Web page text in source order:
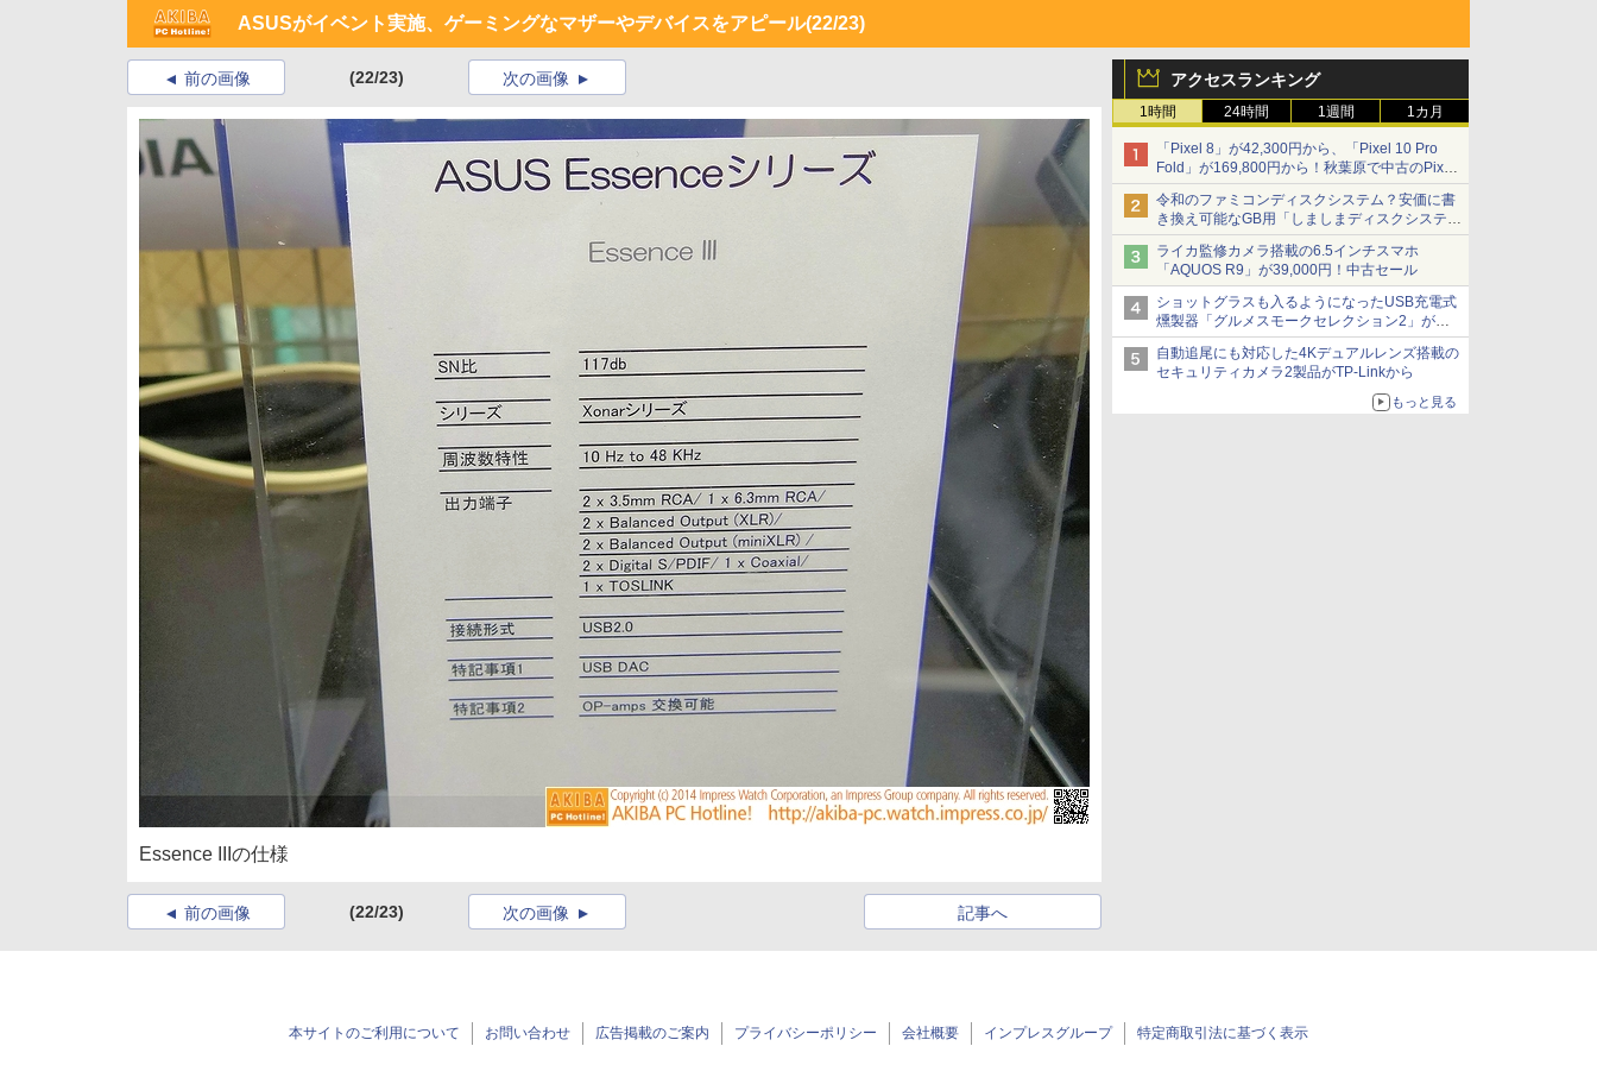
ASUSがイベント実施、ゲーミングなマザーやデバイスをアピール(22/23)
アクセスランキング
1時間 24時間 1週間 1カ月
「Pixel 8」が42,300円から、「Pixel 10 Pro
Fold」が169,800円から！秋葉原で中古のPixel
シリーズがお買い得
令和のファミコンディスクシステム？安価に書
き換え可能なGB用「しましまディスクシステ
ム」
ライカ監修カメラ搭載の6.5インチスマホ
「AQUOS R9」が39,000円！中古セール
ショットグラスも入るようになったUSB充電式
燻製器「グルメスモークセレクション2」がサ
ンコーから
自動追尾にも対応した4Kデュアルレンズ搭載の
セキュリティカメラ2製品がTP-Linkから
もっと見る
前の画像 (22/23) 次の画像
Essence IIIの仕様
前の画像 (22/23) 記事へ
次の画像
本サイトのご利用について お問い合わせ 広告掲載のご案内 プライバシーポリシー 会社概要 インプレスグループ 特定商取引法に基づく表示